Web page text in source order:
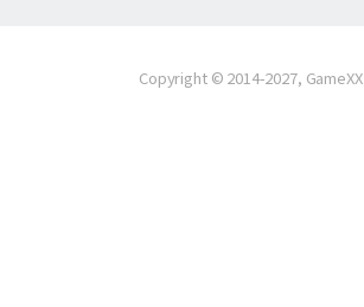
Copyright © 2014-2027, GameXX